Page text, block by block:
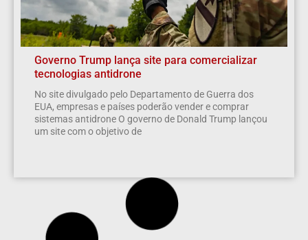
Governo Trump lança site para comercializar
tecnologias antidrone
No site divulgado pelo Departamento de Guerra dos
EUA, empresas e países poderão vender e comprar
sistemas antidrone O governo de Donald Trump lançou
um site com o objetivo de